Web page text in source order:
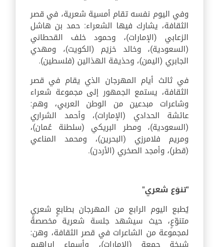
وفي اليوم نفسه تقام أمسية شعرية، في قصر
الثقافة، يشارك فيها الشعراء: حمد بن هاشل
الزعابي (الإمارات)، وحمود خلف القحطاني
(السعودية)، وخالد خزيَم (الكويت)، ومهدي
الجابري (اليمن)، وحذيفة الهذالين (فلسطين).
في ثالث أيام المهرجان الذي يقام في قصر
الثقافة، يستمع الجمهور إلى مجموعة شعراء
وشاعرات مبدعين من الوطن العربي، وهم:
عائشة الحدادي (الإمارات)، وأحمد الشراري
(السعودية)، ومطر البريكي (سلطنة عُمان)،
ومريم فلامرزي (البحرين)، ومحمد المناعي
(قطر)، وأمجد الصخري (الأردن).
"تنوَع شعري"
يُطبع اليوم الرابع من المهرجان بطابعٍ شعريٍ
متنوّعٍ، حيث سيشهد جلسة شعرية مخصصة
لمجموعة من الشاعرات في قصر الثقافة، وهن: